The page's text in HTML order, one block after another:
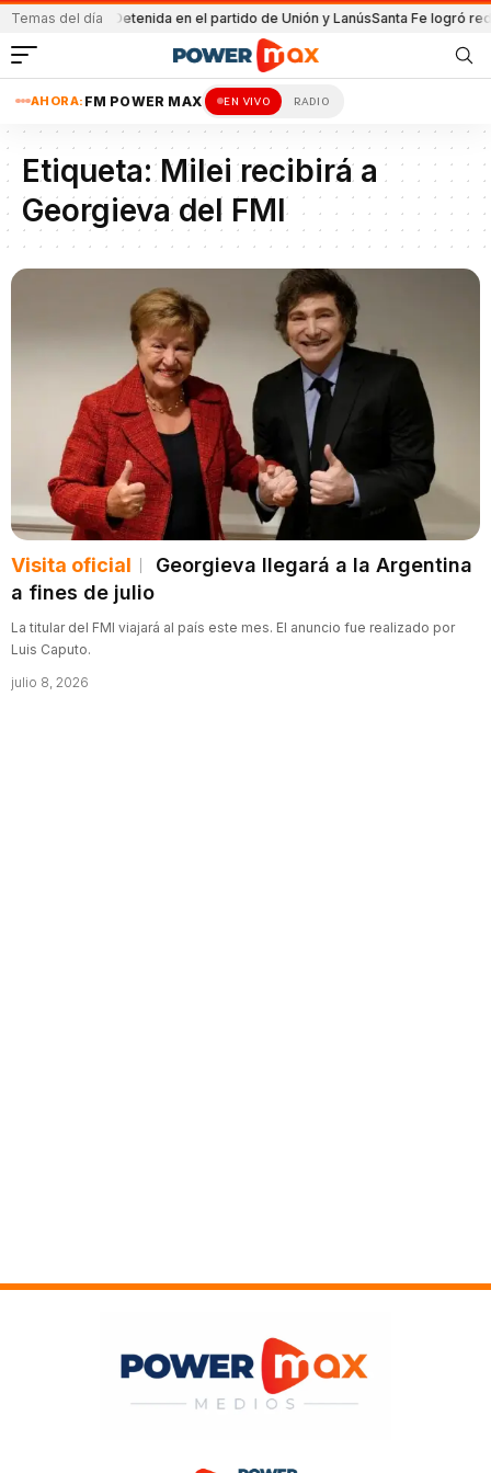
Temas del día
por la mineríaDetenida en el partido de Unión y LanúsSanta Fe logró
AHORA: FM POWER MAX EN VIVO RADIO
Etiqueta:Milei recibirá a
Georgieva del FMI
Visita oficial
Georgieva llegará a la Argentina
a fines de julio
La titular del FMI viajará al país este mes. El anuncio fue realizado por
Luis Caputo.
julio 8, 2026